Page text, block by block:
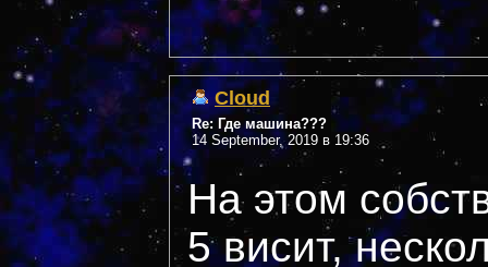
Cloud
Re: Где машина???
14 September, 2019 в 19:36
На этом
5 висит,